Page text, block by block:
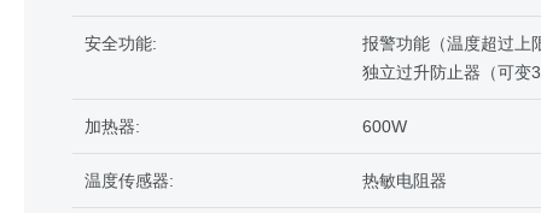
安全功能:
报警功能（温度超过上
独立过升防止器（可变
加热器: 600W
温度传感器: 热敏电阻器